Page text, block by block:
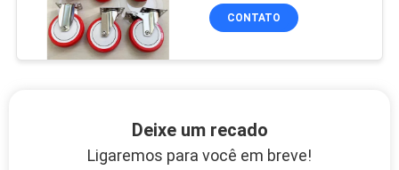
Polegadas em Aço
Inoxidável com
CONTATO
Deixe um recado
Ligaremos para você em breve!